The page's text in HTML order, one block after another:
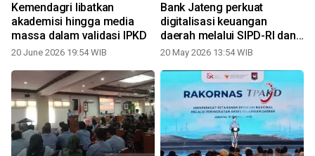
Kemendagri libatkan
akademisi hingga media
massa dalam validasi IPKD
20 June 2026 19:54 WIB
Bank Jateng perkuat
digitalisasi keuangan
daerah melalui SIPD-RI dan
Siskeudes
20 May 2026 13:54 WIB